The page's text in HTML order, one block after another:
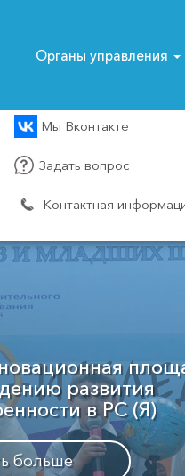
Органы управления
Мы Вконтакте
Задать вопрос
Контактная
опорный центр
района
больше